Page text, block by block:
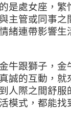
是處女座，
主管或同事
緒連帶影響
牛跟獅子，
誠的互動，
人際之間舒
模式，都能找